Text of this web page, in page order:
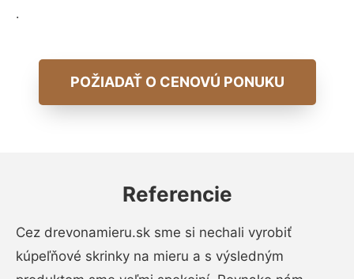
.
POŽIADAŤ O CENOVÚ PONUKU
Referencie
Cez drevonamieru.sk sme si nechali vyrobiť
kúpeľňové skrinky na mieru a s výsledným